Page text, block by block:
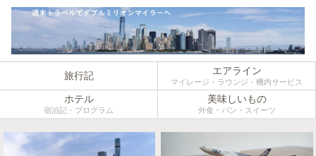
旅行記 エアライン
マイレージ・ラウンジ・機内サービス
ホテル
宿泊記・プログラム
美味しいもの
外食・パン・スイーツ